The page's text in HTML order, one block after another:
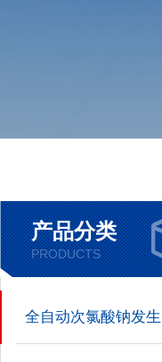
产品分类
PRODUCTS